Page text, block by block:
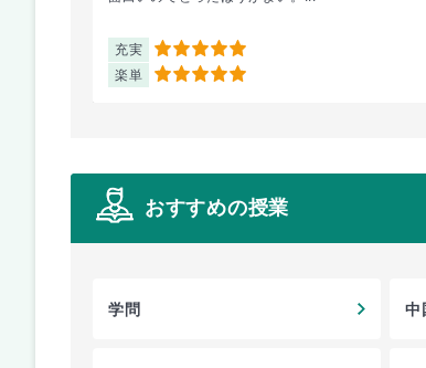
充実 5
楽単 5
おすすめの授業
学問 中